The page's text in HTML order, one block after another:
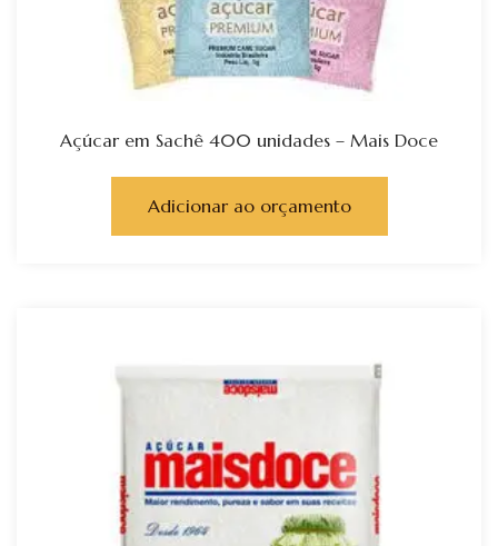
Açúcar em Sachê 400 unidades – Mais Doce
Adicionar ao orçamento